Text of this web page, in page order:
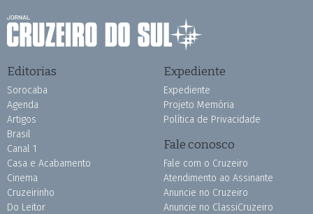
Editorias
Sorocaba
Agenda
Artigos
Brasil
Canal 1
Casa e Acabamento
Cinema
Cruzeirinho
Do Leitor
Expediente
Expediente
Projeto Memória
Política de Privacidade
Fale conosco
Fale com o Cruzeiro
Atendimento ao Assinante
Anuncie no Cruzeiro
Anuncie no ClassiCruzeiro